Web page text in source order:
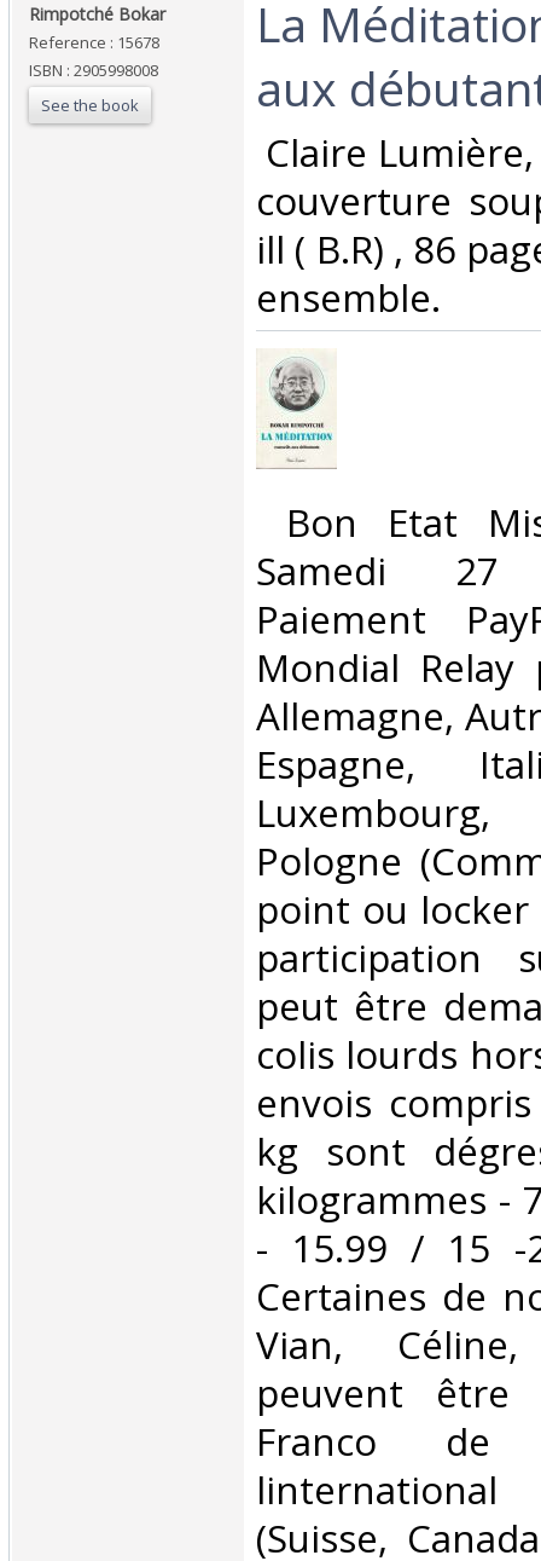
‎Rimpotché Bokar ‎
Reference : 15678
ISBN : 2905998008
See the book
‎La
aux
Claire
couverture
ill ( B.R) , 86
ensemble.‎
Bon Etat
Samedi 27
Paiement
Mondial
Allemagne,
Espagne,
Pologne
point ou locker
participation
peut être
colis lourds
envois
kg sont
kilogrammes -
- 15.99 / 15 -
Certaines de
Vian,
peuvent être
Franco de
(Suisse,